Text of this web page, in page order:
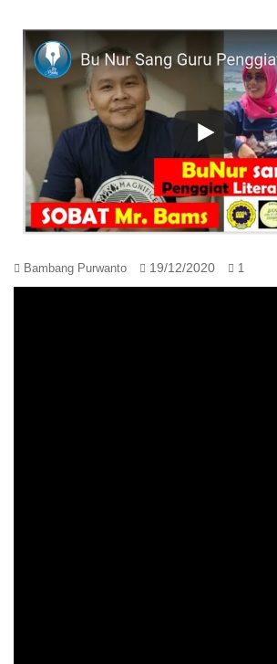
Bambang Purwanto 19/12/2020 1